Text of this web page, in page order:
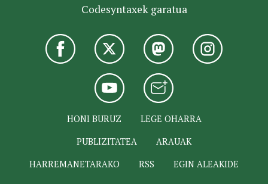
Codesyntaxek garatua
HONI BURUZ
LEGE OHARRA
PUBLIZITATEA
ARAUAK
HARREMANETARAKO
RSS EGIN ALEAKIDE